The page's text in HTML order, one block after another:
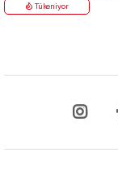
Tükeniyor